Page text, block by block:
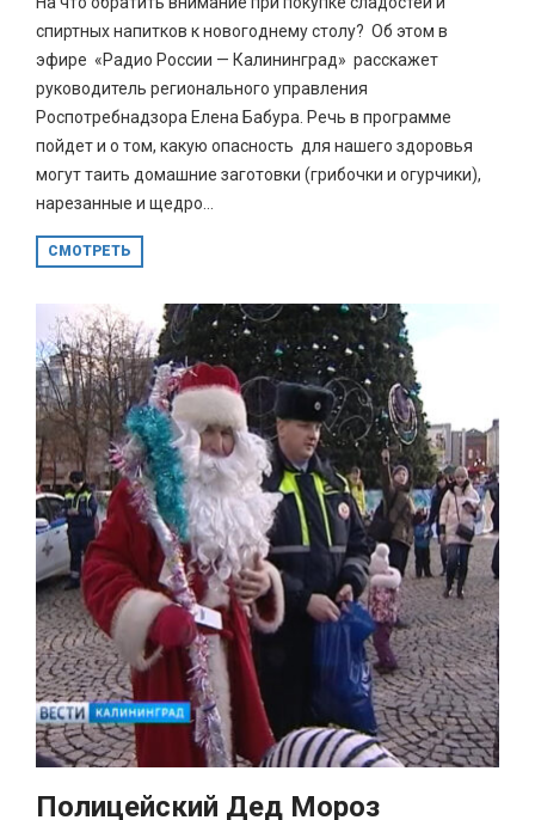
спиртных напитков к новогоднему столу? Об этом в
эфире «Радио России — Калининград» расскажет
руководитель регионального управления
Роспотребнадзора Елена Бабура. Речь в программе
пойдет и о том, какую опасность для нашего здоровья
могут таить домашние заготовки (грибочки и огурчики),
нарезанные и щедро...
СМОТРЕТЬ
Полицейский Дед Мороз